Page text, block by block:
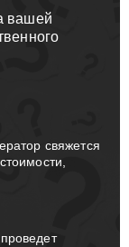
вашей
свяжется